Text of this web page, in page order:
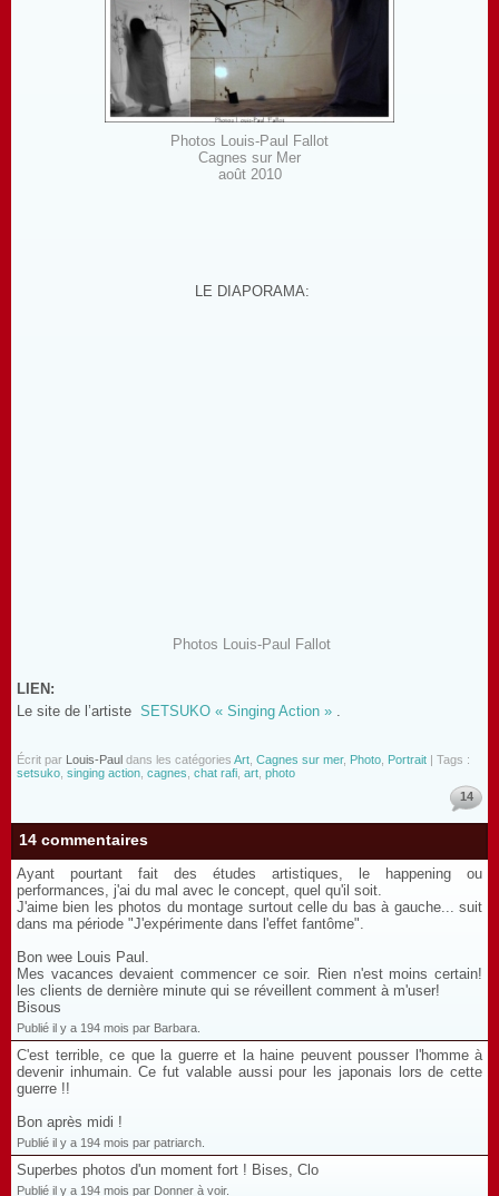
Photos Louis-Paul Fallot
Cagnes sur Mer
août 2010
LE DIAPORAMA:
Photos Louis-Paul Fallot
LIEN:
Le site de l’artiste SETSUKO « Singing Action »
Écrit par Louis-Paul dans les catégories Art Cagnes sur mer, Photo Portrait | Tags :
setsuko singing action cagnes chat rafi art photo
14
14 commentaires
Ayant pourtant fait des études artistiques, le happening ou
performances, j'ai du mal avec le concept, quel qu'il soit.
J'aime bien les photos du montage surtout celle du bas à gauche... suit
dans ma période "J'expérimente dans l'effet fantôme".
Bon wee Louis Paul.
Mes vacances devaient commencer ce soir. Rien n'est moins certain!
les clients de dernière minute qui se réveillent comment à m'user!
Bisous
Publié il y a 194 mois par Barbara.
C'est terrible, ce que la guerre et la haine peuvent pousser l'homme à
devenir inhumain. Ce fut valable aussi pour les japonais lors de cette
guerre !!
Bon après midi !
Publié il y a 194 mois par patriarch.
Superbes photos d'un moment fort ! Bises, Clo
Publié il y a 194 mois par Donner à voir.